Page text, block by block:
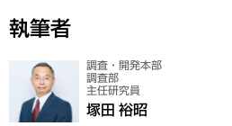
執筆者
調査・開発本部
調査部
主任研究員
塚田 裕昭